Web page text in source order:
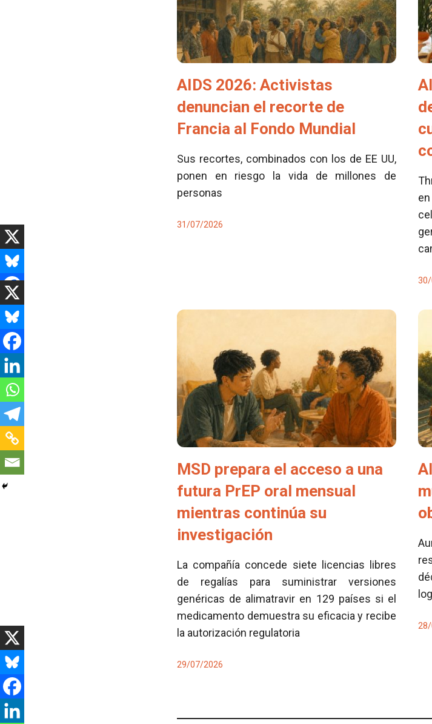
AIDS 2026: Activistas
denuncian el recorte de
Francia al Fondo Mundial
Sus recortes, combinados con los de EE UU,
ponen en riesgo la vida de millones de
personas
31/07/2026
MSD prepara el acceso a una
futura PrEP oral mensual
mientras continúa su
investigación
La compañía concede siete licencias libres
de regalías para suministrar versiones
genéricas de alimatravir en 129 países si el
medicamento demuestra su eficacia y recibe
la autorización regulatoria
29/07/2026